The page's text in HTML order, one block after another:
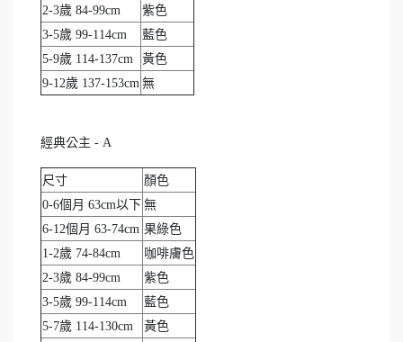
2-3歲 84-99cm
紫色
3-5歲 99-114cm
藍色
5-9歲 114-137cm
黃色
9-12歲 137-153cm 無
經典公主 - A
尺寸
顏色
0-6個月 63cm以下 無
6-12個月 63-74cm 果綠色
1-2歲 74-84cm
咖啡膚色
2-3歲 84-99cm
紫色
3-5歲 99-114cm
藍色
5-7歲 114-130cm
黃色